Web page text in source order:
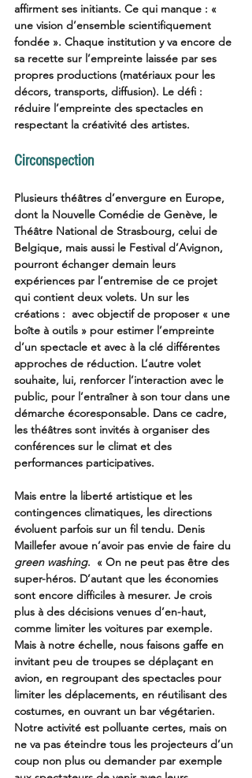
affirment ses initiants. Ce qui manque : «
une vision d’ensemble scientifiquement
fondée ». Chaque institution y va encore de
sa recette sur l’empreinte laissée par ses
propres productions (matériaux pour les
décors, transports, diffusion). Le défi :
réduire l’empreinte des spectacles en
respectant la créativité des artistes.
Circonspection
Plusieurs théâtres d’envergure en Europe,
dont la Nouvelle Comédie de Genève, le
Théâtre National de Strasbourg, celui de
Belgique, mais aussi le Festival d’Avignon,
pourront échanger demain leurs
expériences par l’entremise de ce projet
qui contient deux volets. Un sur les
créations :  avec objectif de proposer « une
boîte à outils » pour estimer l’empreinte
d’un spectacle et avec à la clé différentes
approches de réduction. L’autre volet
souhaite, lui, renforcer l’interaction avec le
public, pour l’entraîner à son tour dans une
démarche écoresponsable. Dans ce cadre,
les théâtres sont invités à organiser des
conférences sur le climat et des
performances participatives.
Mais entre la liberté artistique et les
contingences climatiques, les directions
évoluent parfois sur un fil tendu. Denis
Maillefer avoue n’avoir pas envie de faire du
green washing.  « On ne peut pas être des
super-héros. D’autant que les économies
sont encore difficiles à mesurer. Je crois
plus à des décisions venues d’en-haut,
comme limiter les voitures par exemple.
Mais à notre échelle, nous faisons gaffe en
invitant peu de troupes se déplaçant en
avion, en regroupant des spectacles pour
limiter les déplacements, en réutilisant des
costumes, en ouvrant un bar végétarien.
Notre activité est polluante certes, mais on
ne va pas éteindre tous les projecteurs d’un
coup non plus ou demander par exemple